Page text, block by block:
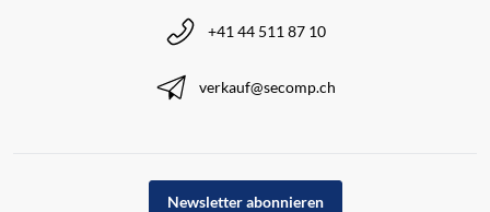
+41 44 511 87 10
verkauf@secomp.ch
Newsletter abonnieren